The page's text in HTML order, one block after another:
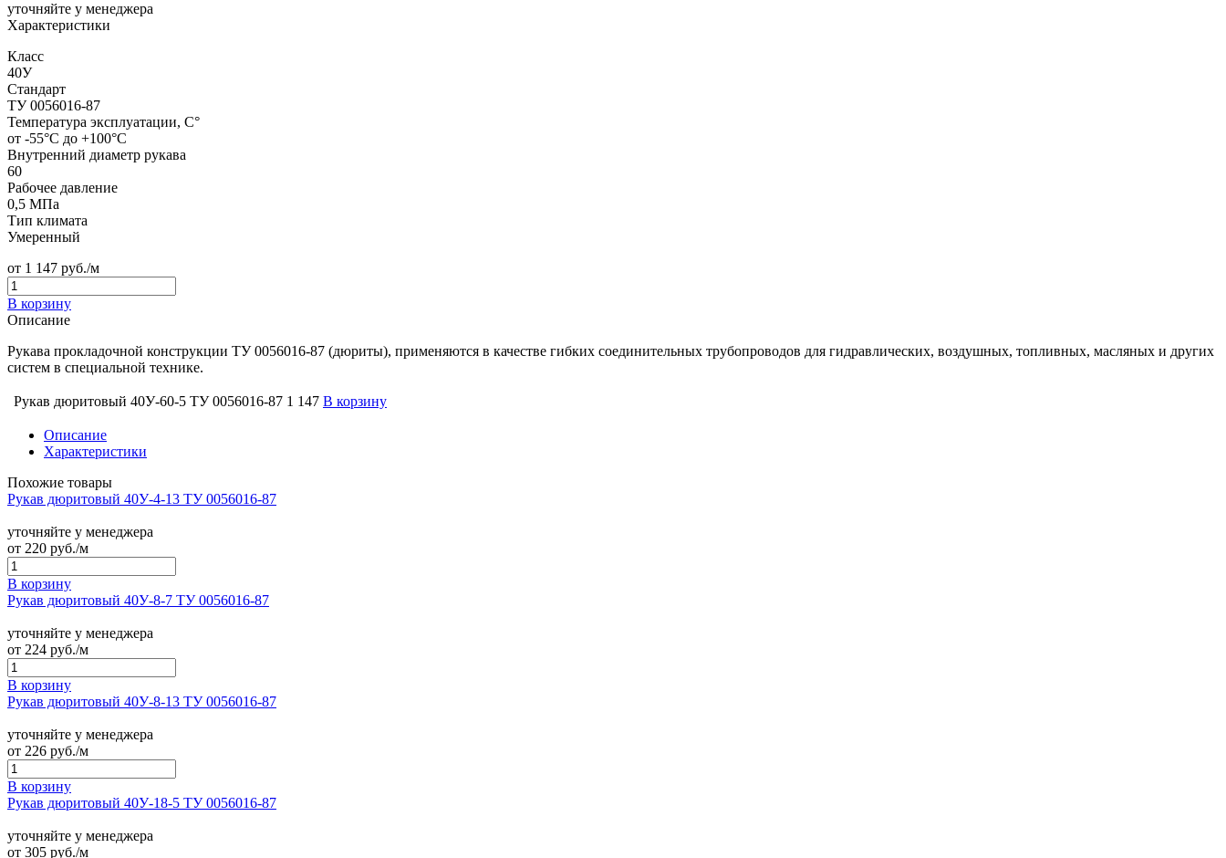
уточняйте у менеджера
Характеристики
Класс
40У
Стандарт
ТУ 0056016-87
Температура эксплуатации, C°
от -55°С до +100°С
Внутренний диаметр рукава
60
Рабочее давление
0,5 МПа
Тип климата
Умеренный
от 1 147 руб./м
В корзину
Описание
Рукава прокладочной конструкции ТУ 0056016-87 (дюриты), применяются в качестве гибких соединительных трубопроводов для гидравлических, воздушных, топливных, масляных и других
систем в специальной технике.
Рукав дюритовый 40У-60-5 ТУ 0056016-87 1 147 В корзину
Описание
Характеристики
Похожие товары
Рукав дюритовый 40У-4-13 ТУ 0056016-87
уточняйте у менеджера
от 220 руб./м
В корзину
Рукав дюритовый 40У-8-7 ТУ 0056016-87
уточняйте у менеджера
от 224 руб./м
В корзину
Рукав дюритовый 40У-8-13 ТУ 0056016-87
уточняйте у менеджера
от 226 руб./м
В корзину
Рукав дюритовый 40У-18-5 ТУ 0056016-87
уточняйте у менеджера
от 305 руб./м